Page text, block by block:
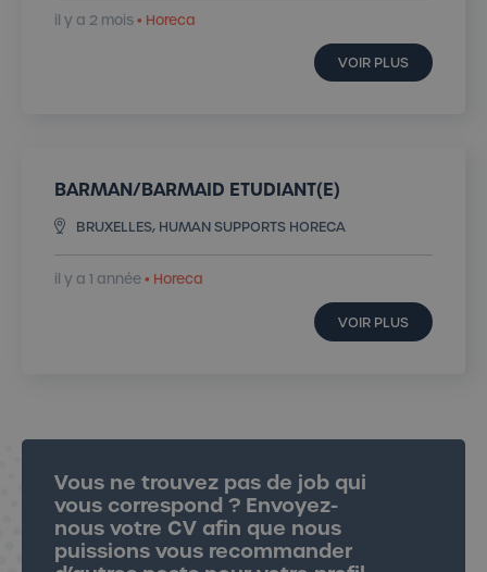
il y a 2 mois• Horeca
VOIR PLUS
BARMAN/BARMAID ETUDIANT(E)
BRUXELLES, HUMAN SUPPORTS HORECA
il y a 1 année• Horeca
VOIR PLUS
Envoyer mon CV
Vous ne trouvez pas de job qui
vous correspond ? Envoyez-
nous votre CV afin que nous
puissions vous recommander